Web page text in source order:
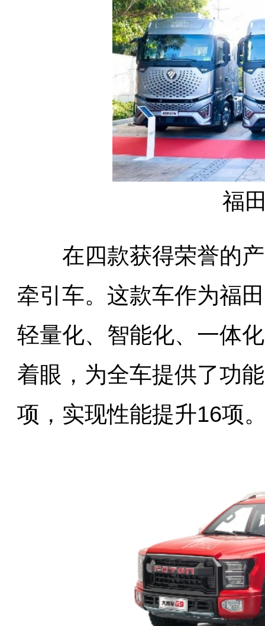
福
在四款获得荣誉的产
牵引车。这款车作为福
轻量化、智能化、一体
着眼，为全车提供了功
项，实现性能提升16项